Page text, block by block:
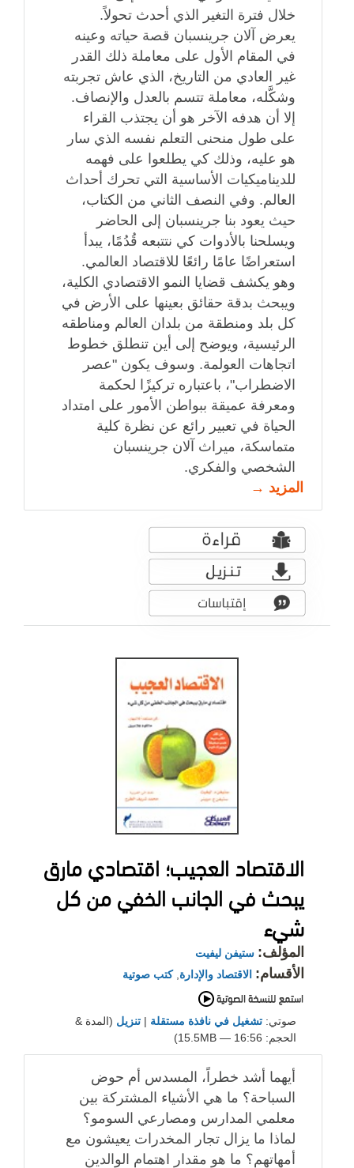
خلال فترة التغير الذي أحدث تحولاً.
يعرض آلان جرينسبان قصة حياته وعينه
في المقام الأول على معاملة ذلك القدر
غير العادي من التاريخ، الذي عاش تجربته
وشكَّله، معاملة تتسم بالعدل والإنصاف.
إلا أن هدفه الآخر هو أن يجتذب القراء
على طول منحنى التعلم نفسه الذي سار
هو عليه، وذلك كي يطلعوا على فهمه
للديناميكيات الأساسية التي تحرك أحداث
العالم. وفي النصف الثاني من الكتاب،
حيث يعود بنا جرينسبان إلى الحاضر
ويسلحنا بالأدوات كي نتتبعه قُدُمًا، يبدأ
استعراضًا عامًا رائعًا للاقتصاد العالمي.
وهو يكشف قضايا النمو الاقتصادي الكلية،
ويبحث بدقة حقائق بعينها على الأرض في
كل بلد ومنطقة من بلدان العالم ومناطقه
الرئيسية، ويوضح إلى أين تنطلق خطوط
اتجاهات العولمة. وسوف يكون "عصر
الاضطراب"، باعتباره تركيزًا لحكمة
ومعرفة عميقة ببواطن الأمور على امتداد
الحياة في تعبير رائع عن نظرة كلية
متماسكة، ميراث آلان جرينسبان
الشخصي والفكري.
المزيد →
الاقتصاد العجيب؛ اقتصادي مارق
يبحث في الجانب الخفي من كل
شيء
المؤلف: ستيفن ليفيت
الأقسام: الاقتصاد والإدارة ,كتب صوتية
صوتي: تشغيل في نافذة مستقلة | تنزيل (المدة &
الحجم: 16:56 — 15.5MB)
أيهما أشد خطراً، المسدس أم حوض
السباحة؟ ما هي الأشياء المشتركة بين
معلمي المدارس ومصارعي السومو؟
لماذا ما يزال تجار المخدرات يعيشون مع
أمهاتهم؟ ما هو مقدار اهتمام الوالدين